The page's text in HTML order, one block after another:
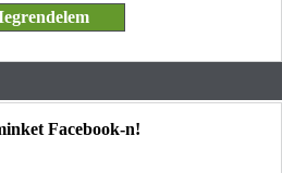
Facebook-n!